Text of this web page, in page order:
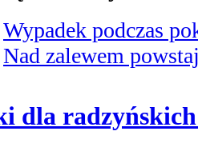
Wypadek podczas
Nad zalewem
dla